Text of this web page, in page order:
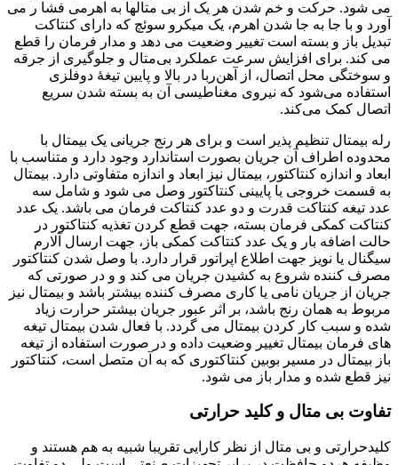
شود. حرکت و خم شدن هر یک از بی متالها به اهرمی فشا ر می
و با جا به جا شدن اهرم، یک میکرو سوئچ که دارای کنتاکت
باز و بسته است تغییر وضعیت می دهد و مدار فرمان را قطع
کند. برای افزایش سرعت عملکرد بی‌متال و جلوگیری از جرقه
سوختگی محل اتصال، از آهن‌ربا در بالا و پایین تیغهٔ دوفلزی
می‌شود که نیروی مغناطیسی آن به بسته شدن سریع
کمک می‌کند.
بیمتال تنظیم پذیر است و برای هر رنج جریانی یک بیمتال با
اطراف آن جریان بصورت استاندارد وجود دارد و متناسب با
و اندازه کنتاکتور، بیمتال نیز ابعاد و اندازه متفاوتی دارد. بیمتال
قسمت خروجی یا پایینی کنتاکتور وصل می شود و شامل سه
تیغه کنتاکت قدرت و دو عدد کنتاکت فرمان می باشد. یک عدد
کمکی فرمان بسته، جهت قطع کردن تغذیه کنتاکتور در
اضافه بار و یک عدد کنتاکت کمکی باز، جهت ارسال آلارم
یا نویز جهت اطلاع اپراتور قرار دارد. با وصل شدن کنتاکتور
کننده شروع به کشیدن جریان می کند و و در صورتی که
از جریان نامی یا کاری مصرف کننده بیشتر باشد و بیمتال نیز
به همان رنج باشد، بر اثر عبور جریان بیشتر حرارت زیاد
و سبب کار کردن بیمتال می گردد. با فعال شدن بیمتال تیغه
فرمان بیمتال تغییر وضعیت داده و در صورت استفاده از تیغه
بیمتال در مسیر بوبین کنتاکتوری که به آن متصل است، کنتاکتور
قطع شده و مدار باز می شود.
بی متال و کلید حرارتی
و بی متال از نظر کارایی تقریبا شبیه به هم هستند و